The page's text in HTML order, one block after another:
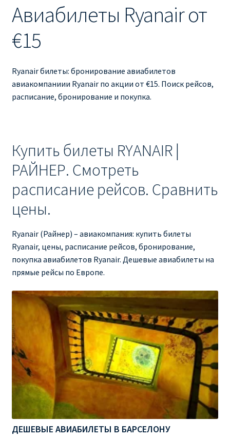
Ryanair направления, акции
Ryanair пересадки
RYANAIR ПОДГОРИЦА, ЧЕРНОГОРИЯ
Ryanair Польша
RYANAIR ПОРТУГАЛИЯ
RYANAIR ПОСАДОЧНЫЙ ТАЛОН – BOARDING PASS
Ryanair Россия
RYANAIR ТЕЛЬ-АВИВ, ЭЙЛАТ, ИЗРАИЛЬ
RYANAIR УКРАИНА | АВИАБИЛЕТЫ ОТ €15
Ryanair Україна из Киева, Одессы, Львова, Харькова,
Херсона от € 15
RYANAIR.COM НА РУССКОМ – кнфтфшкюсщь
Авиабилеты Ryanair от
€15
Ryanair билеты: бронирование авиабилетов
авиакомпаниии Ryanair по акции от €15. Поиск рейсов,
расписание, бронирование и покупка.
Купить билеты RYANAIR |
РАЙНЕР. Смотреть
расписание рейсов. Сравнить
цены.
Ryanair (Райнер) – авиакомпания: купить билеты
Ryanair, цены, расписание рейсов, бронирование,
покупка авиабилетов Ryanair. Дешевые авиабилеты на
прямые рейсы по Европе.
ДЕШЕВЫЕ АВИАБИЛЕТЫ В БАРСЕЛОНУ